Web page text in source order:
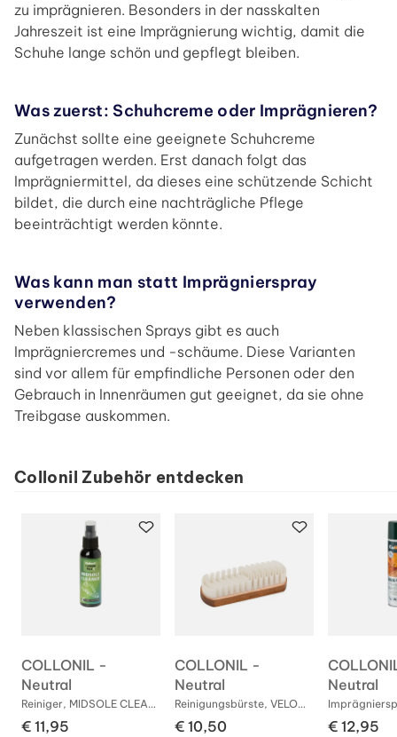
zu imprägnieren. Besonders in der nasskalten
Jahreszeit ist eine Imprägnierung wichtig, damit die
Schuhe lange schön und gepflegt bleiben.
Was zuerst: Schuhcreme oder Imprägnieren?
Zunächst sollte eine geeignete Schuhcreme
aufgetragen werden. Erst danach folgt das
Imprägniermittel, da dieses eine schützende Schicht
bildet, die durch eine nachträgliche Pflege
beeinträchtigt werden könnte.
Was kann man statt Imprägnierspray
verwenden?
Neben klassischen Sprays gibt es auch
Imprägniercremes und -schäume. Diese Varianten
sind vor allem für empfindliche Personen oder den
Gebrauch in Innenräumen gut geeignet, da sie ohne
Treibgase auskommen.
Collonil Zubehör entdecken
COLLONIL -
Neutral
Reiniger, MIDSOLE CLEANER 100ML
€ 11,95
COLLONIL -
Neutral
Reinigungsbürste, VELOURS BOY
€ 10,50
Neutral
€ 12,95